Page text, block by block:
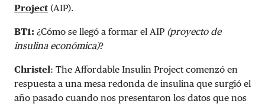
Project (AIP).
BT1: ¿Cómo se llegó a formar el AIP (proyecto de
insulina económica)?
Christel: The Affordable Insulin Project comenzó en
respuesta a una mesa redonda de insulina que surgió el
año pasado cuando nos presentaron los datos que nos